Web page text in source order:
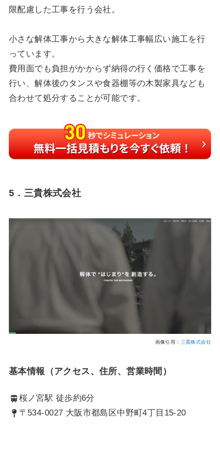
限配慮した工事を行う会社。
小さな解体工事から大きな解体工事幅広い施工を行
っています。
費用面でも負担がかからず納得の行く価格で工事を
行い、解体後のタンスや食器棚等の木製家具なども
合わせて処分することが可能です。
5．三貴株式会社
画像引用： 三貴株式会社
基本情報（アクセス、住所、営業時間）
桜ノ宮駅 徒歩約6分
〒534-0027 大阪市都島区中野町4丁目15-20